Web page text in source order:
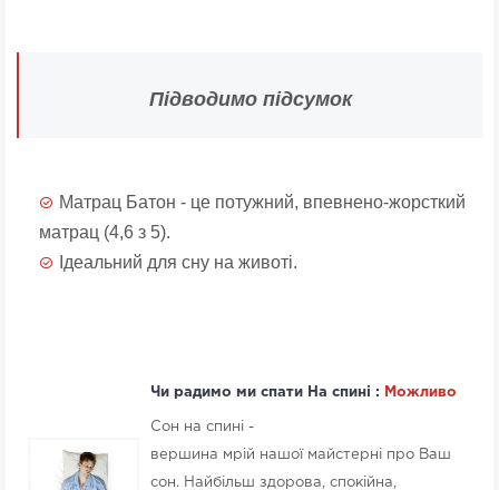
Підводимо підсумок
Матрац Батон - це потужний, впевнено-жорсткий
матрац (4,6 з 5).
Ідеальний для сну на животі.
Чи радимо ми спати На спині : Можливо
Сон на спині -
вершина мрій нашої майстерні про Ваш
сон. Найбільш здорова, спокійна,